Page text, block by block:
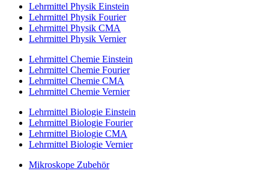
Lehrmittel Physik Einstein
Lehrmittel Physik Fourier
Lehrmittel Physik CMA
Lehrmittel Physik Vernier
Lehrmittel Chemie Einstein
Lehrmittel Chemie Fourier
Lehrmittel Chemie CMA
Lehrmittel Chemie Vernier
Lehrmittel Biologie Einstein
Lehrmittel Biologie Fourier
Lehrmittel Biologie CMA
Lehrmittel Biologie Vernier
Mikroskope Zubehör